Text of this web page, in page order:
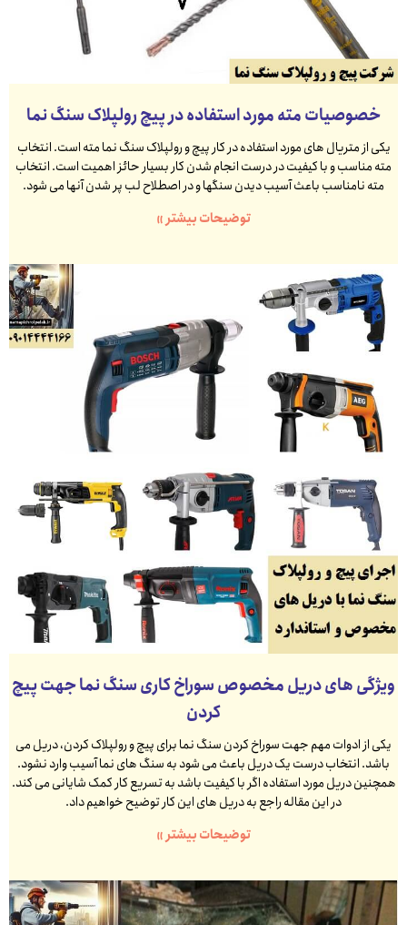
خصوصیات مته مورد استفاده در پیچ رولپلاک سنگ نما
یکی از متریال های مورد استفاده در کار پیچ و رولپلاک سنگ نما مته است. انتخاب
مته مناسب و با کیفیت در درست انجام شدن کار بسیار حائز اهمیت است. انتخاب
مته نامناسب باعث آسیب دیدن سنگها و در اصطلاح لب پر شدن آنها می شود.
توضیحات بیشتر »
ویژگی های دریل مخصوص سوراخ کاری سنگ نما جهت پیچ
کردن
یکی از ادوات مهم جهت سوراخ کردن سنگ نما برای پیچ و رولپلاک کردن، دریل می
باشد. انتخاب درست یک دریل باعث می شود به سنگ های نما آسیب وارد نشود.
همچنین دریل مورد استفاده اگر با کیفیت باشد به تسریع کار کمک شایانی می کند.
در این مقاله راجع به دریل های این کار توضیح خواهیم داد.
توضیحات بیشتر »